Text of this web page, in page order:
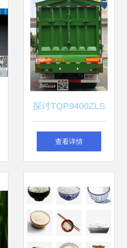
鼠”为何能手握粮草
巨尺”，滥用职柄？
探讨TQP9400ZLS
图强牌散装粮食运
应用
查看详情